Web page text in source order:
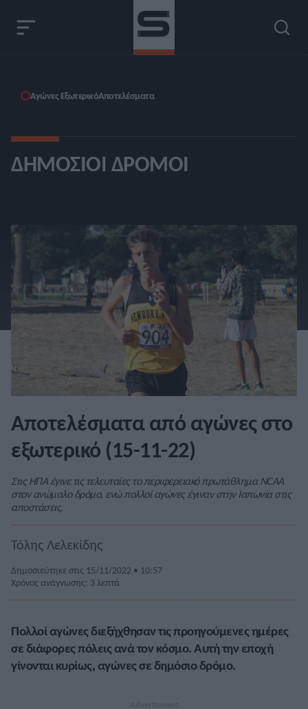
Αγώνες ΕξωτερικόΑποτελέσματα
ΔΗΜΌΣΙΟΙ ΔΡΌΜΟΙ
Αποτελέσματα από αγώνες στο
εξωτερικό (15-11-22)
Στις ΗΠΑ έγινε τις τελευταίες το περιφερειακό πρωτάθλημα NCAA
στον ανώμαλο δρόμο, ενώ πολλοί αγώνες έγιναν στην Ιαπωνία στις
αποστάσεις.
Τόλης Λελεκίδης
Δημοσιεύτηκε στις 15/11/2022 • 10:57
Χρόνος ανάγνωσης: 3 λεπτά
Πολλοί αγώνες διεξήχθησαν τις προηγούμενες ημέρες
σε διάφορες πόλεις ανά τον κόσμο. Αυτή την εποχή
γίνονται κυρίως, αγώνες σε δημόσιο δρόμο.